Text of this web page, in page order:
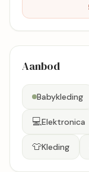
Aanbod
Babykleding
💻Elektronica
👕Kleding